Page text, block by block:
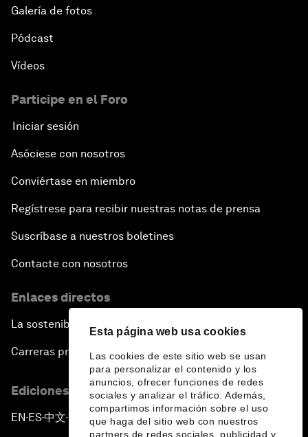
Esta página web usa cookies
Las cookies de este sitio web se usan
para personalizar el contenido y los
anuncios, ofrecer funciones de redes
sociales y analizar el tráfico. Además,
compartimos información sobre el uso
que haga del sitio web con nuestros
partners de redes sociales, publicidad y
Galería de fotos
Pódcast
Vídeos
Participe en el Foro
Iniciar sesión
Asóciese con nosotros
Conviértase en miembro
Regístrese para recibir nuestras notas de prensa
Suscríbase a nuestros boletines
Contacte con nosotros
Enlaces directos
La sostenibilidad en el Foro
Carreras profesionales
Ediciones en otros idiomas
EN ▪ ES▪中文▪ 日本語